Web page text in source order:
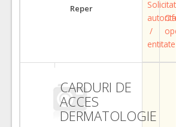
Reper
/
entitate
CARDURI DE
ACCES
DERMATOLOGIE